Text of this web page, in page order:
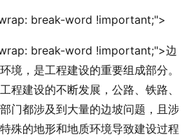
break-word !important;">
break-word !important;">边
境，是工程建设的重要组成部分。
程建设的不断发展，公路、铁路、
门都涉及到大量的边坡问题，且涉
殊的地形和地质环境导致建设过程